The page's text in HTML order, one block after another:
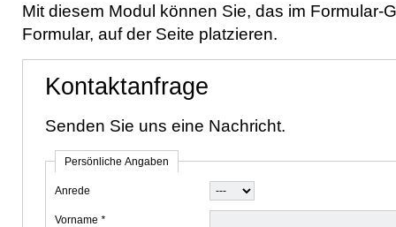
Mit diesem Modul können Sie, das im Formular-
Formular, auf der Seite platzieren.
Kontaktanfrage
Senden Sie uns eine Nachricht.
Persönliche Angaben
Anrede
Vorname *